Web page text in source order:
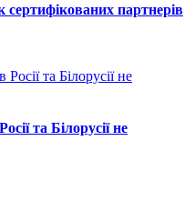
партнерів
та Білорусії не